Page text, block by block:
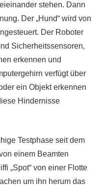
stehen. Dann
Der „Hund“ wird von
Der Roboter
Sicherheitssensoren,
erkennen und
verfügt über
ein Objekt erkennen
Hindernisse
Testphase seit dem
einem Beamten
„Spot“ von einer Flotte
um ihn herum das